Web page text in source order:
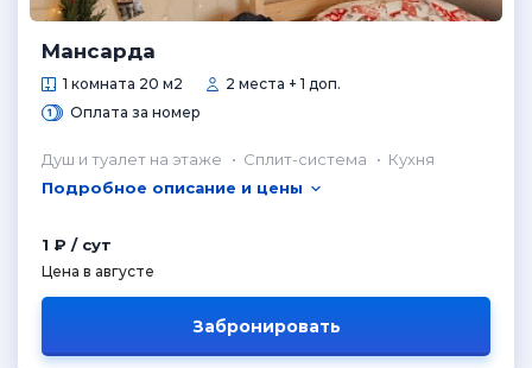
Мансарда
1 комната 20 м2
2 места + 1 доп.
Оплата за номер
Душ и туалет на этаже Сплит-система
Кухня
Подробное описание и цены
1 ₽ / сут
Цена в августе
Забронировать